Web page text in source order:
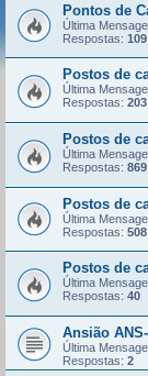
Pontos de
Última
Respostas: 109
Postos de
Última
Respostas: 203
Postos de
Última
Respostas: 869
Postos de
Última
Respostas: 508
Postos de
Última
Respostas: 40
Ansião
Última
Respostas: 2